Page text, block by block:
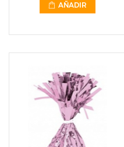
AÑADIR